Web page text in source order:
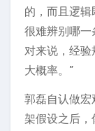
的，而且逻
很难辨别哪一
对来说，经验
大概率。”
郭磊自认做宏
架假设之后